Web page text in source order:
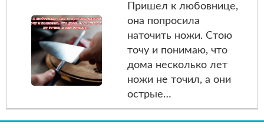
Пришел к любовнице,
она попросила
наточить ножи. Стою
точу и понимаю, что
дома несколько лет
ножи не точил, а они
острые…